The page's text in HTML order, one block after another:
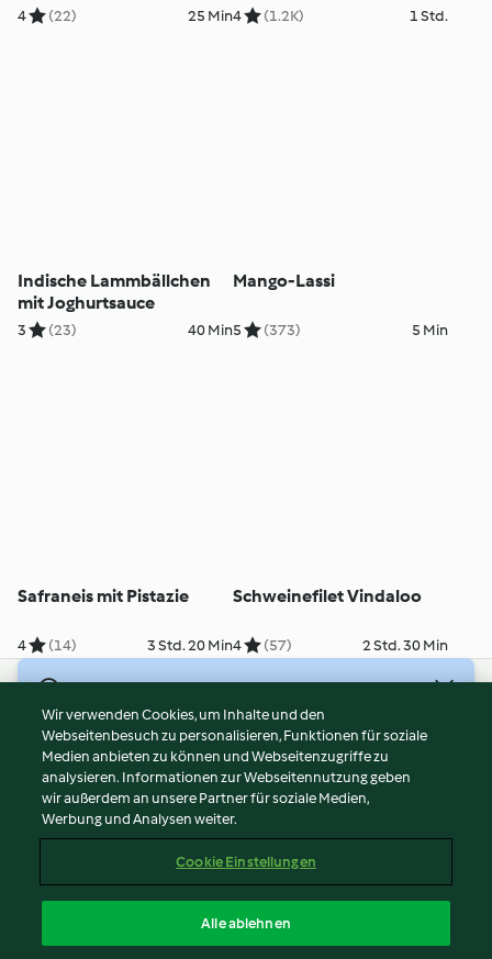
4 (22) 25 Min4 (1.2K) 1 Std.
Indische Lammbällchen
mit Joghurtsauce
3 (23) 40 Min
Mango-Lassi
5 (373) 5 Min
Safraneis mit Pistazie
4 (14) 3 Std. 20 Min
Schweinefilet Vindaloo
4 (57) 2 Std. 30 Min
Nutzungsbedingungen
Datenschutzrichtlinien
Disclaimer
Impressum
Inhalt melden
Erklärung zur Barrierefreiheit
Wir verwenden Cookies, um Inhalte und den
Webseitenbesuch zu personalisieren, Funktionen für soziale
Medien anbieten zu können und Webseitenzugriffe zu
analysieren. Informationen zur Webseitennutzung geben
wir außerdem an unsere Partner für soziale Medien,
Werbung und Analysen weiter.
Cookie Einstellungen
Alle ablehnen